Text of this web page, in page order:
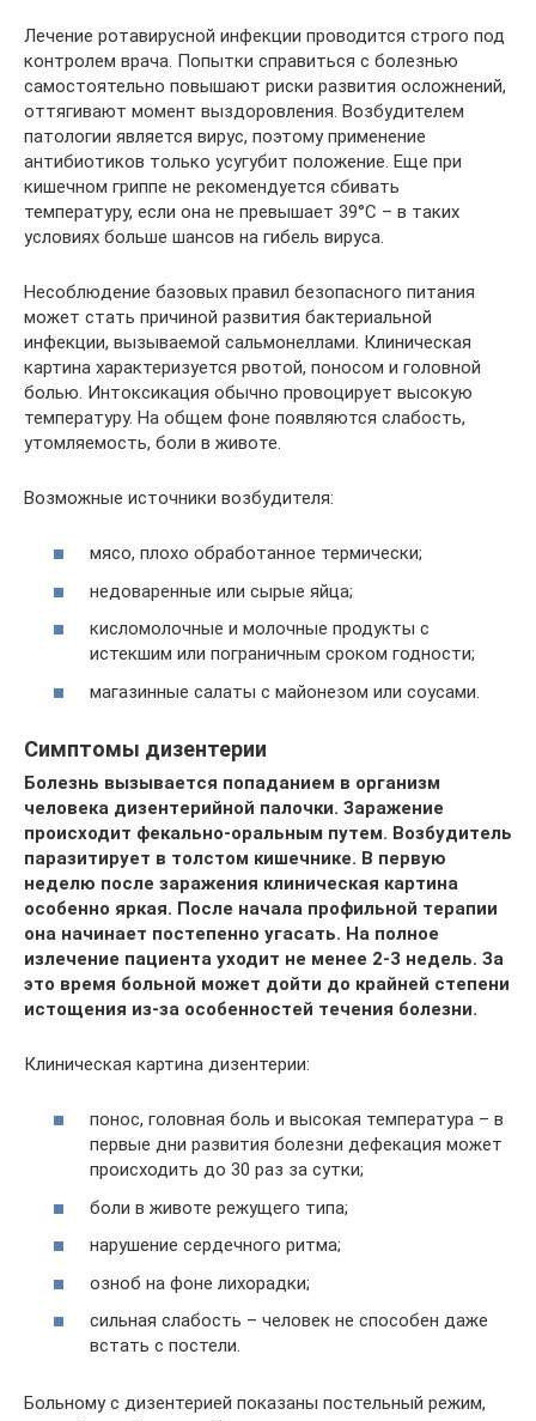
Лечение ротавирусной инфекции проводится строго под
контролем врача. Попытки справиться с болезнью
самостоятельно повышают риски развития осложнений,
оттягивают момент выздоровления. Возбудителем
патологии является вирус, поэтому применение
антибиотиков только усугубит положение. Еще при
кишечном гриппе не рекомендуется сбивать
температуру, если она не превышает 39°С – в таких
условиях больше шансов на гибель вируса.
Несоблюдение базовых правил безопасного питания
может стать причиной развития бактериальной
инфекции, вызываемой сальмонеллами. Клиническая
картина характеризуется рвотой, поносом и головной
болью. Интоксикация обычно провоцирует высокую
температуру. На общем фоне появляются слабость,
утомляемость, боли в животе.
Возможные источники возбудителя:
мясо, плохо обработанное термически;
недоваренные или сырые яйца;
кисломолочные и молочные продукты с
истекшим или пограничным сроком годности;
магазинные салаты с майонезом или соусами.
Симптомы дизентерии
Болезнь вызывается попаданием в организм
человека дизентерийной палочки. Заражение
происходит фекально-оральным путем. Возбудитель
паразитирует в толстом кишечнике. В первую
неделю после заражения клиническая картина
особенно яркая. После начала профильной терапии
она начинает постепенно угасать. На полное
излечение пациента уходит не менее 2-3 недель. За
это время больной может дойти до крайней степени
истощения из-за особенностей течения болезни.
Клиническая картина дизентерии:
понос, головная боль и высокая температура – в
первые дни развития болезни дефекация может
происходить до 30 раз за сутки;
боли в животе режущего типа;
нарушение сердечного ритма;
озноб на фоне лихорадки;
сильная слабость – человек не способен даже
встать с постели.
Больному с дизентерией показаны постельный режим,